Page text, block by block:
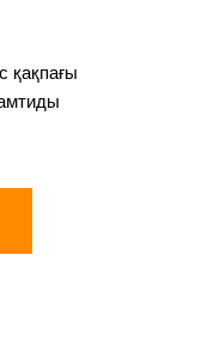
қақпағы